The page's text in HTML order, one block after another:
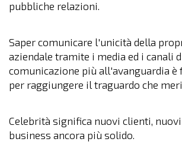
pubbliche relazioni.
Saper comunicare l'unicità della
aziendale tramite i media ed i canali
comunicazione più all'avanguardia è
per raggiungere il traguardo che
Celebrità significa nuovi clienti,
business ancora più solido.